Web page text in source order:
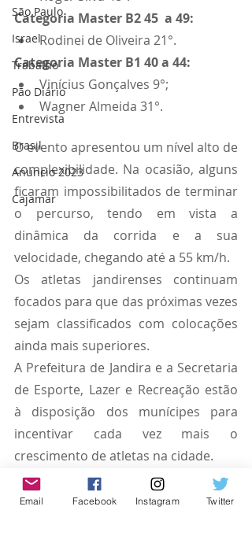
São Paulo
Israel
Trabalho
Pão Diário
Entrevista
Brasil
Anuncio 2023
Cajamar
Categoria Master B2 45  a 49:
Rodinei de Oliveira 21°.
Categoria Master B1 40 a 44:
Vinícius Gonçalves 9°;
Wagner Almeida 31°.
O evento apresentou um nível alto de
complexibilidade. Na ocasião, alguns
ficaram impossibilitados de terminar
o percurso, tendo em vista a
dinâmica da corrida e a sua
velocidade, chegando até a 55 km/h.
Os atletas jandirenses continuam
focados para que das próximas vezes
sejam classificados com colocações
ainda mais superiores.
A Prefeitura de Jandira e a Secretaria
de Esporte, Lazer e Recreação estão
à disposição dos munícipes para
incentivar cada vez mais o
crescimento de atletas na cidade.
#jandira #esportes
#jandiraesportes
Email Facebook Instagram Twitter